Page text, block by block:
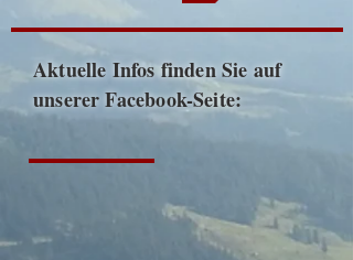
Aktuelle Infos finden Sie auf
unserer Facebook-Seite: